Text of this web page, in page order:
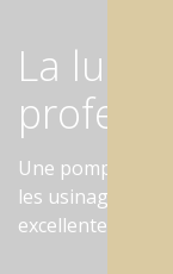
La
Une pompe
les usinages
excellente lors de